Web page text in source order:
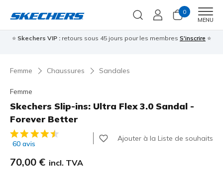
0
MENU
⭐ Skechers VIP : retours sous 45 jours pour les membres S'inscrire ⭐
Femme Chaussures Sandales
Femme
Skechers Slip-ins: Ultra Flex 3.0 Sandal -
Forever Better
Évaluation client 3,1 sur 5
60 avis
Ajouter à la Liste de souhaits
70,00 € incl. TVA